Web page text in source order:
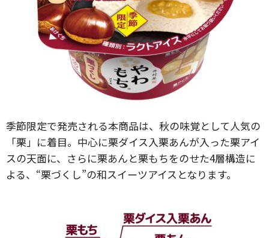
季節限定で発売される本商品は、秋の味覚として人気の
「栗」に着目。中心に栗ダイス入栗あんが入った栗アイ
スの天面に、さらに栗あんと栗もちをのせた4層構造に
よる、“栗づくし”の和スイーツアイスとなります。